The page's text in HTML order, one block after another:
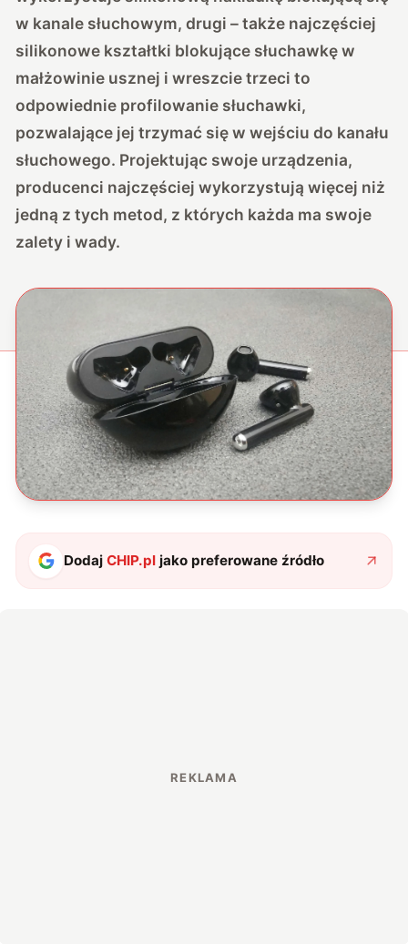
w kanale słuchowym, drugi – także najczęściej
silikonowe kształtki blokujące słuchawkę w
małżowinie usznej i wreszcie trzeci to
odpowiednie profilowanie słuchawki,
pozwalające jej trzymać się w wejściu do kanału
słuchowego. Projektując swoje urządzenia,
producenci najczęściej wykorzystują więcej niż
jedną z tych metod, z których każda ma swoje
zalety i wady.
DodajCHIP.pl jako preferowane źródło